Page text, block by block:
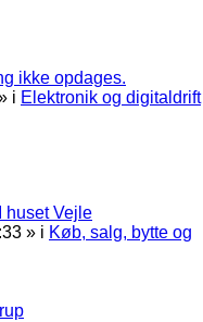
ikke opdages.
i Elektronik og digitaldrift
huset Vejle
» i Køb, salg, bytte og